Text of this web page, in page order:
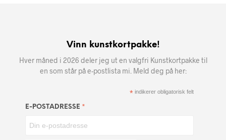
Vinn kunstkortpakke!
Hver måned i 2026 deler jeg ut en valgfri Kunstkortpakke til
en som står på e-postlista mi. Meld deg på her:
* indikerer obligatorisk felt
E-POSTADRESSE *